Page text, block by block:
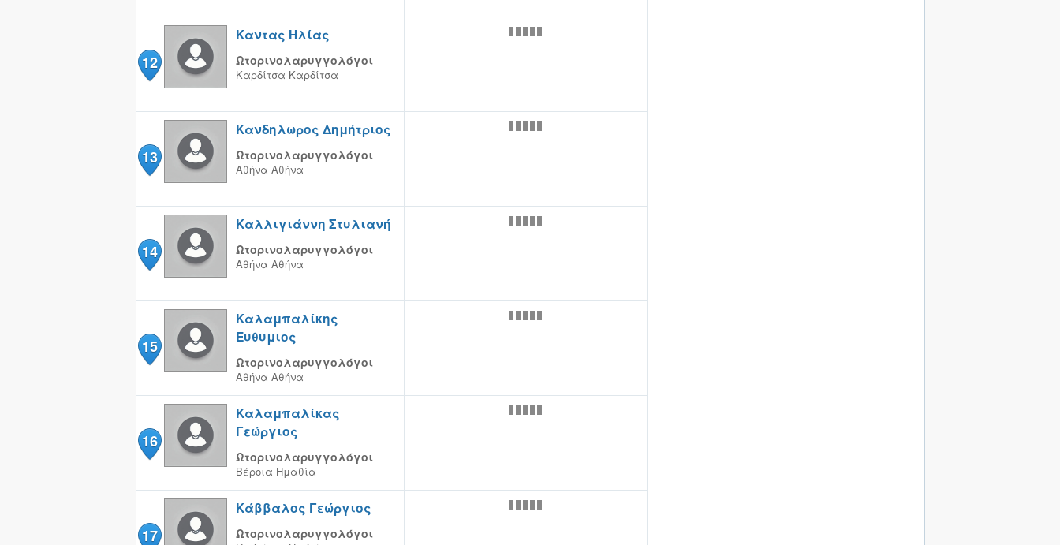
12
Καντας Ηλίας
Ωτορινολαρυγγολόγοι
Καρδίτσα Καρδίτσα
13
Κανδηλωρος Δημήτριος
Ωτορινολαρυγγολόγοι
Αθήνα Αθήνα
14
Καλλιγιάννη Στυλιανή
Ωτορινολαρυγγολόγοι
Αθήνα Αθήνα
15
Καλαμπαλίκης
Ευθυμιος
Ωτορινολαρυγγολόγοι
Αθήνα Αθήνα
16
Καλαμπαλίκας
Γεώργιος
Ωτορινολαρυγγολόγοι
Βέροια Ημαθία
17
Κάββαλος Γεώργιος
Ωτορινολαρυγγολόγοι